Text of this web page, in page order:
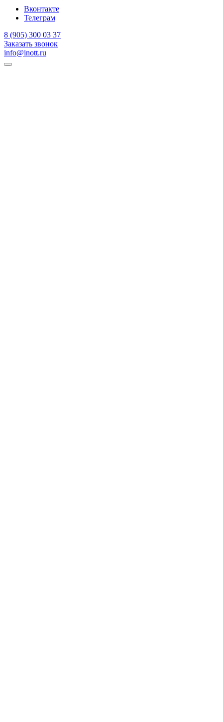
Вконтакте
Телеграм
8 (905) 300 03 37
Заказать звонок
info@inott.ru